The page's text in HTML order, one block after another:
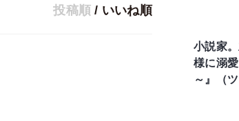
投稿順 / いいね順
小説家
様に溺
～』（